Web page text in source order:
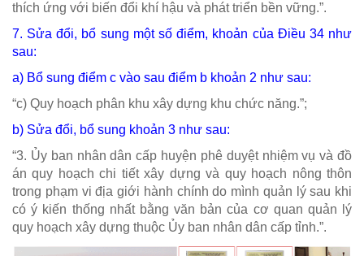
thích ứng với biến đổi khí hậu và phát triển bền vững.”.
7. Sửa đổi, bổ sung một số điểm, khoản của Điều 34 như
sau:
a) Bổ sung điểm c vào sau điểm b khoản 2 như sau:
“c) Quy hoạch phân khu xây dựng khu chức năng.”;
b) Sửa đổi, bổ sung khoản 3 như sau:
“3. Ủy ban nhân dân cấp huyện phê duyệt nhiệm vụ và đồ
án quy hoạch chi tiết xây dựng và quy hoạch nông thôn
trong phạm vi địa giới hành chính do mình quản lý sau khi
có ý kiến thống nhất bằng văn bản của cơ quan quản lý
quy hoạch xây dựng thuộc Ủy ban nhân dân cấp tỉnh.”.